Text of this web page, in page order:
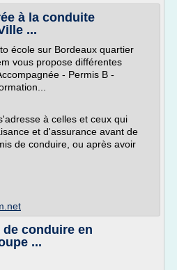
à la conduite
...
école sur Bordeaux quartier
vous propose différentes
- Permis B -
à celles et ceux qui
et d'assurance avant de
de conduire, ou après avoir
conduire en
...